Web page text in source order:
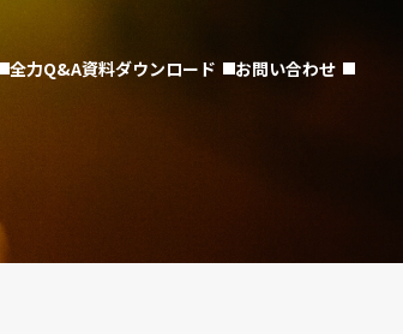
全力Q&A資料ダウンロード お問い合わせ